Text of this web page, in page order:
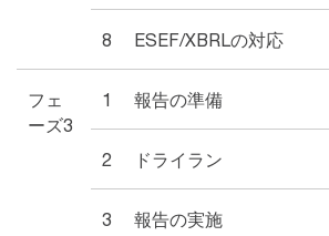
8 ESEF/XBRLの対応
フェ
ーズ3
1 報告の準備
2 ドライラン
3 報告の実施